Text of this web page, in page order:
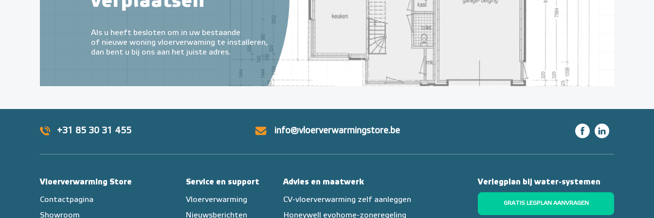
Als u heeft besloten om in uw bestaande
of nieuwe woning vloerverwaming te installeren,
dan bent u bij ons aan het juiste adres.
+31 85 30 31 455 info@vloerverwarmingstore.be
Vloerverwarming Store
Contactpagina
Showroom
Service en support
Vloerverwarming
Nieuwsberichten
Advies en maatwerk
CV-vloerverwarming zelf aanleggen
Honeywell evohome-zoneregeling
Verlegplan bij water-systemen
GRATIS LEGPLAN AANVRAGEN